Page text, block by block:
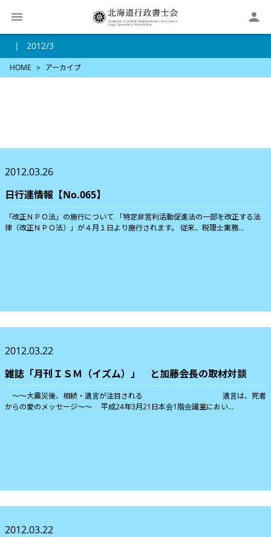

2012/3
HOME アーカイブ
2012.03.26
日行連情報【No.065】
「改正ＮＰＯ法」の施行について 「特定非営利活動促進法の一部を改正する法
律（改正ＮＰＯ法）」が４月１日より施行されます。 従来、税理士業務...
2012.03.22
雑誌「月刊ＩＳＭ（イズム）」 と加藤会長の取材対談
〜〜大震災後、相続・遺言が注目される 遺言は、死者
からの愛のメッセージ〜〜 平成24年3月21日本会1階会議室におい...
2012.03.22